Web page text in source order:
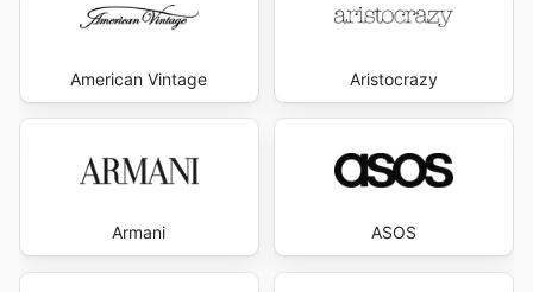
American Vintage Aristocrazy
Armani ASOS